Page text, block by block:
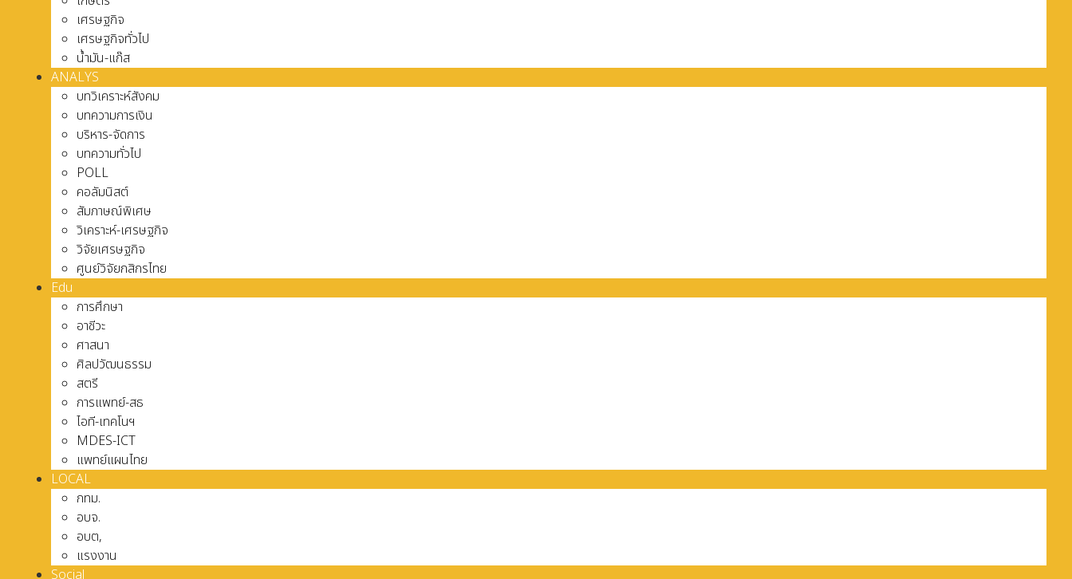
เศรษฐกิจ
เศรษฐกิจทั่วไป
น้ำมัน-แก๊ส
ANALYS
บทวิเคราะห์สังคม
บทความการเงิน
บริหาร-จัดการ
บทความทั่วไป
POLL
คอลัมนิสต์
สัมภาษณ์พิเศษ
วิเคราะห์-เศรษฐกิจ
วิจัยเศรษฐกิจ
ศูนย์วิจัยกสิกรไทย
Edu
การศึกษา
อาชีวะ
ศาสนา
ศิลปวัฒนธรรม
สตรี
การแพทย์-สธ
ไอที-เทคโนฯ
MDES-ICT
แพทย์แผนไทย
LOCAL
กทม.
อบจ.
อบต,
แรงงาน
Social